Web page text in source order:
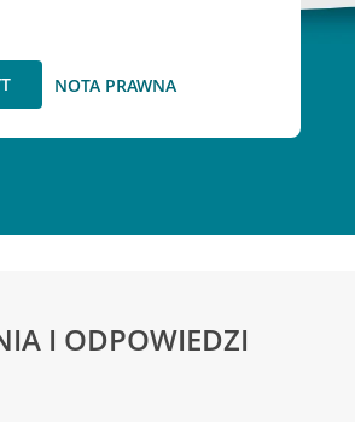
NOTA PRAWNA
I ODPOWIEDZI